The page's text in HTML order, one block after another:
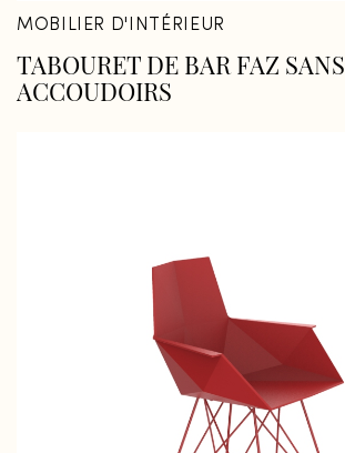
MOBILIER D'INTÉRIEUR
TABOURET DE BAR FAZ SANS
ACCOUDOIRS